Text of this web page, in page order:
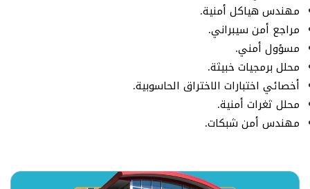
مهندس هياكل أمنية.
مراجع أمن سيبراني.
مسؤول أمني.
محلل برمجيات خبيثة.
أخصائي اختبارات الاختراق الحاسوبية.
محلل ثغرات أمنية.
مهندس أمن شبكات.